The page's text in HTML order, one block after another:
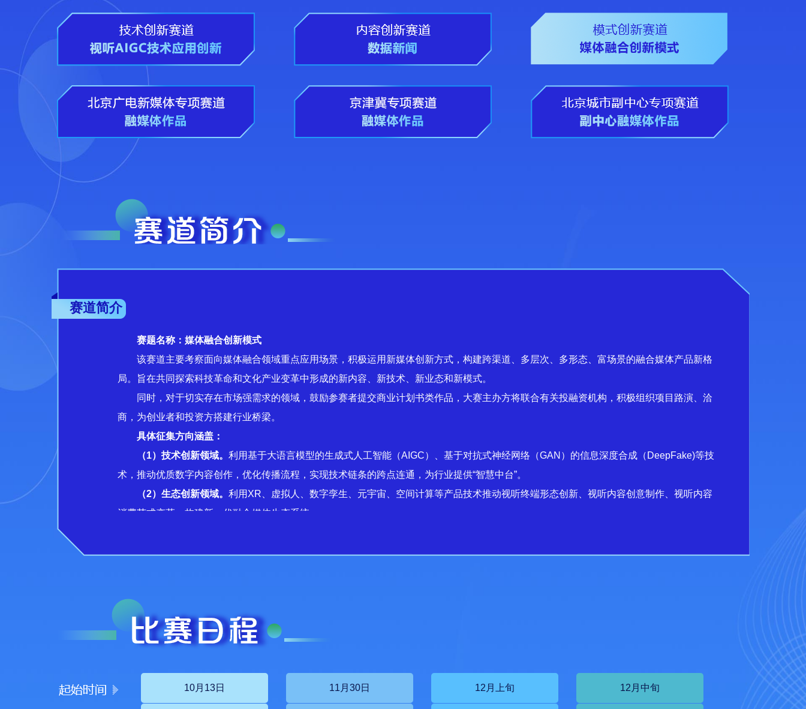
赛道简介
赛题名称：媒体融合创新模式
该赛道主要考察面向媒体融合领域重点应用场景，积极运用新媒体创新方式，构建跨渠道、多层次、多形态、富场景的融合媒体产品新格
局。旨在共同探索科技革命和文化产业变革中形成的新内容、新技术、新业态和新模式。
同时，对于切实存在市场强需求的领域，鼓励参赛者提交商业计划书类作品，大赛主办方将联合有关投融资机构，积极组织项目路演、洽
商，为创业者和投资方搭建行业桥梁。
具体征集方向涵盖：
（1）技术创新领域。 利用基于大语言模型的生成式人工智能（AIGC）、基于对抗式神经网络（GAN）的信息深度合成（DeepFake)等技
术，推动优质数字内容创作，优化传播流程，实现技术链条的跨点连通，为行业提供“智慧中台”。
（2）生态创新领域。 利用XR、虚拟人、数字孪生、元宇宙、空间计算等产品技术推动视听终端形态创新、视听内容创意制作、视听内容
消费范式变革，构建新一代融合媒体生态系统。
（5）版权保护领域。
参赛对象：该赛道面向全国范围内媒体与传播机构、科技和文化企业、大专院校与科研机构等单位团队以及个人。
10月13日 11月30日 12月上旬 12月中旬